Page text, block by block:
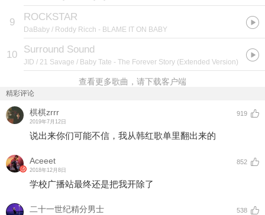
9 ROCKSTAR
DaBaby / Roddy Ricch - BLAME IT ON BABY
10 Surround Sound
JID / 21 Savage / Baby Tate - The Forever Story (Extended Version)
查看更多歌曲，请下载客户端
精彩评论
棋棋zrrr
2019年7月12日
919
说出来你们可能不信，我从韩红歌单里翻出来的
Aceeet
2018年12月8日
852
学校广播站最终还是把我开除了
二十一世纪精分男士 538